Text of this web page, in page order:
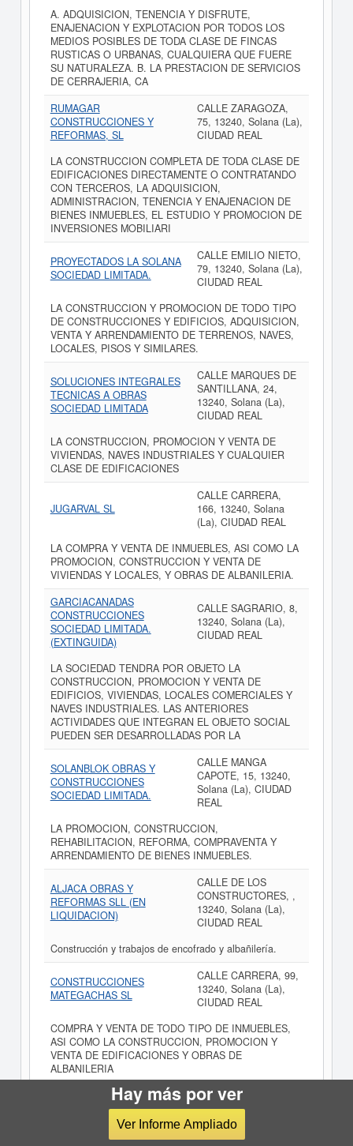
A. ADQUISICION, TENENCIA Y DISFRUTE,
ENAJENACION Y EXPLOTACION POR TODOS LOS
MEDIOS POSIBLES DE TODA CLASE DE FINCAS
RUSTICAS O URBANAS, CUALQUIERA QUE FUERE
SU NATURALEZA. B. LA PRESTACION DE SERVICIOS
DE CERRAJERIA, CA
RUMAGAR
CONSTRUCCIONES Y
REFORMAS, SL
CALLE ZARAGOZA,
75, 13240, Solana (La),
CIUDAD REAL
LA CONSTRUCCION COMPLETA DE TODA CLASE DE
EDIFICACIONES DIRECTAMENTE O CONTRATANDO
CON TERCEROS, LA ADQUISICION,
ADMINISTRACION, TENENCIA Y ENAJENACION DE
BIENES INMUEBLES, EL ESTUDIO Y PROMOCION DE
INVERSIONES MOBILIARI
PROYECTADOS LA SOLANA
SOCIEDAD LIMITADA.
CALLE EMILIO NIETO,
79, 13240, Solana (La),
CIUDAD REAL
LA CONSTRUCCION Y PROMOCION DE TODO TIPO
DE CONSTRUCCIONES Y EDIFICIOS, ADQUISICION,
VENTA Y ARRENDAMIENTO DE TERRENOS, NAVES,
LOCALES, PISOS Y SIMILARES.
SOLUCIONES INTEGRALES
TECNICAS A OBRAS
SOCIEDAD LIMITADA
CALLE MARQUES DE
SANTILLANA, 24,
13240, Solana (La),
CIUDAD REAL
LA CONSTRUCCION, PROMOCION Y VENTA DE
VIVIENDAS, NAVES INDUSTRIALES Y CUALQUIER
CLASE DE EDIFICACIONES
JUGARVAL SL
CALLE CARRERA,
166, 13240, Solana
(La), CIUDAD REAL
LA COMPRA Y VENTA DE INMUEBLES, ASI COMO LA
PROMOCION, CONSTRUCCION Y VENTA DE
VIVIENDAS Y LOCALES, Y OBRAS DE ALBANILERIA.
GARCIACANADAS
CONSTRUCCIONES
SOCIEDAD LIMITADA.
(EXTINGUIDA)
CALLE SAGRARIO, 8,
13240, Solana (La),
CIUDAD REAL
LA SOCIEDAD TENDRA POR OBJETO LA
CONSTRUCCION, PROMOCION Y VENTA DE
EDIFICIOS, VIVIENDAS, LOCALES COMERCIALES Y
NAVES INDUSTRIALES. LAS ANTERIORES
ACTIVIDADES QUE INTEGRAN EL OBJETO SOCIAL
PUEDEN SER DESARROLLADAS POR LA
SOLANBLOK OBRAS Y
CONSTRUCCIONES
SOCIEDAD LIMITADA.
CALLE MANGA
CAPOTE, 15, 13240,
Solana (La), CIUDAD
REAL
LA PROMOCION, CONSTRUCCION,
REHABILITACION, REFORMA, COMPRAVENTA Y
ARRENDAMIENTO DE BIENES INMUEBLES.
ALJACA OBRAS Y
REFORMAS SLL (EN
LIQUIDACION)
CALLE DE LOS
CONSTRUCTORES, ,
13240, Solana (La),
CIUDAD REAL
Construcción y trabajos de encofrado y albañilería.
CONSTRUCCIONES
MATEGACHAS SL
CALLE CARRERA, 99,
13240, Solana (La),
CIUDAD REAL
COMPRA Y VENTA DE TODO TIPO DE INMUEBLES,
ASI COMO LA CONSTRUCCION, PROMOCION Y
VENTA DE EDIFICACIONES Y OBRAS DE
ALBANILERIA
CONSTRUCCIONES JUAN
ANTONIO ARAQUE S.L.
CALLE MONTIEL, 9,
13240, Solana (La),
CIUDAD REAL
Hay más por ver
Ver Informe Ampliado